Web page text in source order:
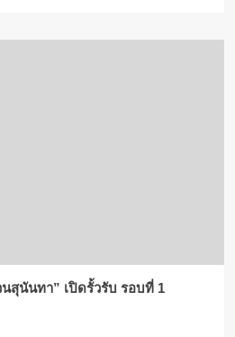
สุนันทา” เปิดรั้วรับ รอบที่ 1